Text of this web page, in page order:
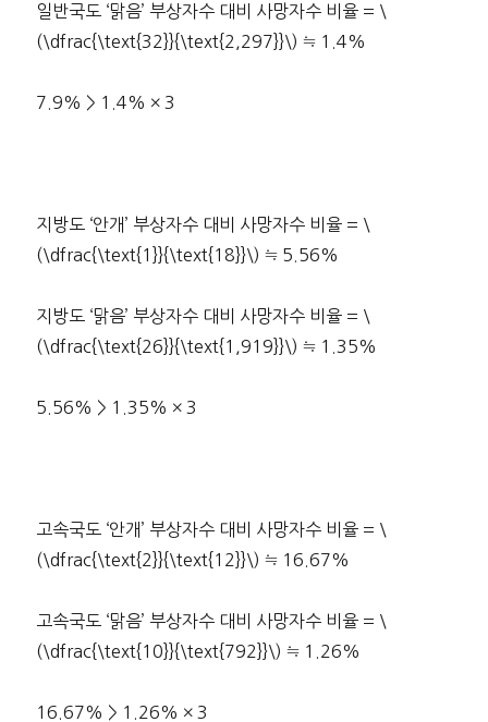
일반국도 ‘맑음’ 부상자수 대비 사망자수 비율 = \
(\dfrac{\text{32}}{\text{2,297}}\) ≒ 1.4%
7.9% > 1.4% × 3
지방도 ‘안개’ 부상자수 대비 사망자수 비율 = \
(\dfrac{\text{1}}{\text{18}}\) ≒ 5.56%
지방도 ‘맑음’ 부상자수 대비 사망자수 비율 = \
(\dfrac{\text{26}}{\text{1,919}}\) ≒ 1.35%
5.56% > 1.35% × 3
고속국도 ‘안개’ 부상자수 대비 사망자수 비율 = \
(\dfrac{\text{2}}{\text{12}}\) ≒ 16.67%
고속국도 ‘맑음’ 부상자수 대비 사망자수 비율 = \
(\dfrac{\text{10}}{\text{792}}\) ≒ 1.26%
16.67% > 1.26% × 3